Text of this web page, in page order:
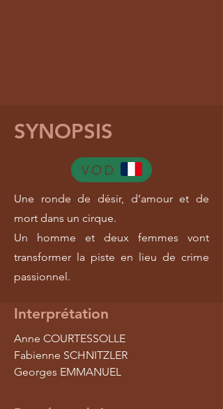
SYNOPSIS
Une ronde de désir, d’amour et de
mort dans un cirque.
Un homme et deux femmes vont
transformer la piste en lieu de crime
passionnel.
Interprétation
Anne COURTESSOLLE
Fabienne SCHNITZLER
Georges EMMANUEL